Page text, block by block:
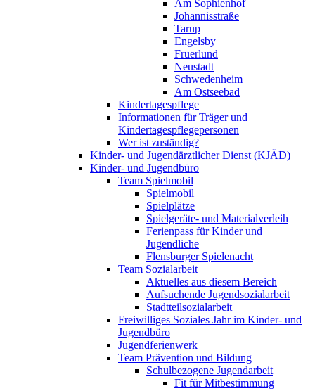
Am Sophienhof
Johannisstraße
Tarup
Engelsby
Fruerlund
Neustadt
Schwedenheim
Am Ostseebad
Kindertagespflege
Informationen für Träger und
Kindertagespflegepersonen
Wer ist zuständig?
Kinder- und Jugendärztlicher Dienst (KJÄD)
Kinder- und Jugendbüro
Team Spielmobil
Spielmobil
Spielplätze
Spielgeräte- und Materialverleih
Ferienpass für Kinder und
Jugendliche
Flensburger Spielenacht
Team Sozialarbeit
Aktuelles aus diesem Bereich
Aufsuchende Jugendsozialarbeit
Stadtteilsozialarbeit
Freiwilliges Soziales Jahr im Kinder- und
Jugendbüro
Jugendferienwerk
Team Prävention und Bildung
Schulbezogene Jugendarbeit
Fit für Mitbestimmung